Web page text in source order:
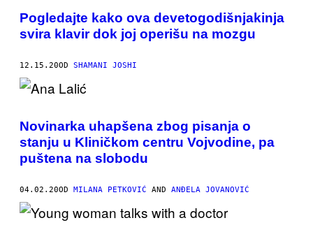
Pogledajte kako ova devetogodišnjakinja
svira klavir dok joj operišu na mozgu
12.15.20OD SHAMANI JOSHI
Novinarka uhapšena zbog pisanja o
stanju u Kliničkom centru Vojvodine, pa
puštena na slobodu
04.02.20OD MILANA PETKOVIĆ AND ANĐELA JOVANOVIĆ